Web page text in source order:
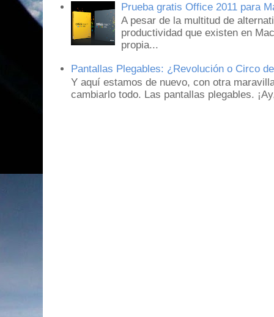
Prueba gratis Office 2011 para
A pesar de la multitud de
productividad que existen en
propia...
Pantallas Plegables: ¿Revolución o Circo
Y aquí estamos de nuevo, con otra
cambiarlo todo. Las pantallas plegables.